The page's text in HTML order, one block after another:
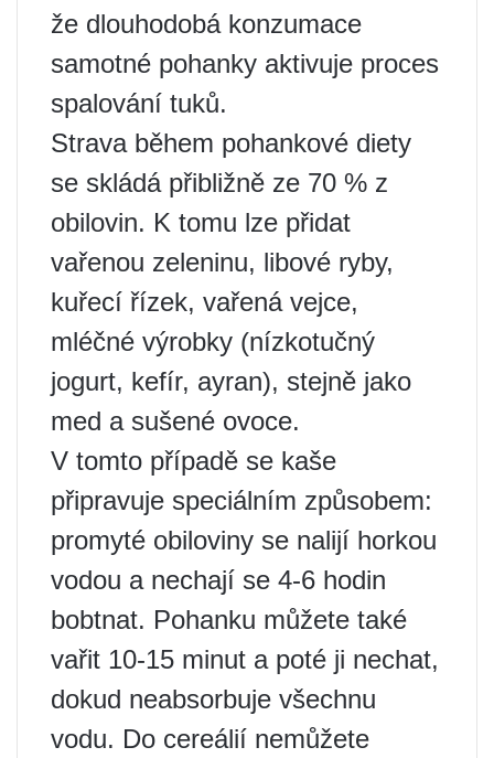
že dlouhodobá konzumace
samotné pohanky aktivuje proces
spalování tuků.
Strava během pohankové diety
se skládá přibližně ze 70 % z
obilovin. K tomu lze přidat
vařenou zeleninu, libové ryby,
kuřecí řízek, vařená vejce,
mléčné výrobky (nízkotučný
jogurt, kefír, ayran), stejně jako
med a sušené ovoce.
V tomto případě se kaše
připravuje speciálním způsobem:
promyté obiloviny se nalijí horkou
vodou a nechají se 4-6 hodin
bobtnat. Pohanku můžete také
vařit 10-15 minut a poté ji nechat,
dokud neabsorbuje všechnu
vodu. Do cereálií nemůžete